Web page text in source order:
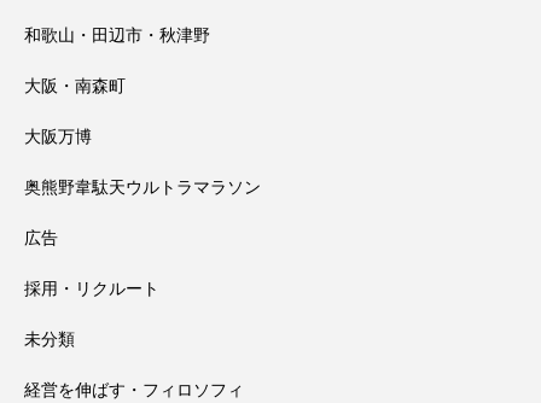
和歌山・田辺市・秋津野
大阪・南森町
大阪万博
奥熊野韋駄天ウルトラマラソン
広告
採用・リクルート
未分類
経営を伸ばす・フィロソフィ